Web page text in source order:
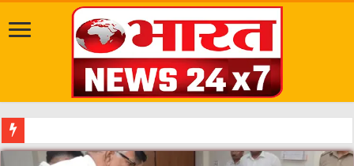
दत्तात्रेय अखाड़ा, श्याम धाम आश्रम और राजराजेश्वरी आश्रम पहुंचकर संतों का